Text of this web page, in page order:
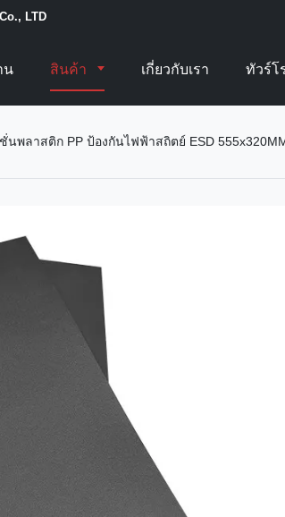
LTD
น สินค้า เกี่ยวกับเรา ทัวร์โ
นพลาสติก PP ป้องกันไฟฟ้าสถิตย์ ESD